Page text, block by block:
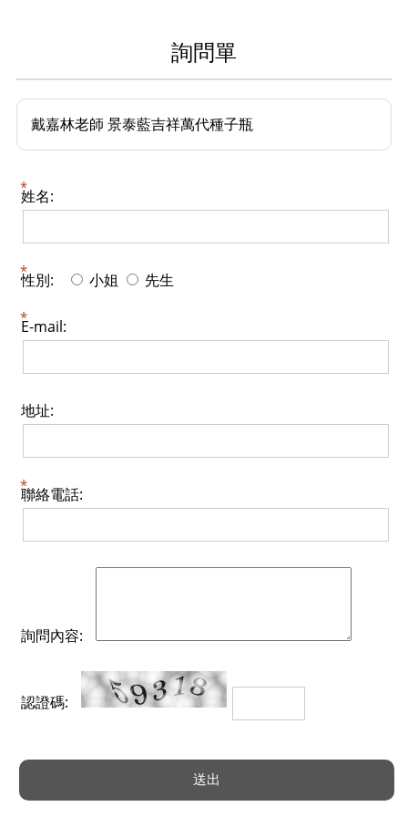
詢問單
戴嘉林老師 景泰藍吉祥萬代種子瓶
姓名:
性別: 小姐 先生
E-mail:
地址:
聯絡電話:
詢問內容:
認證碼: